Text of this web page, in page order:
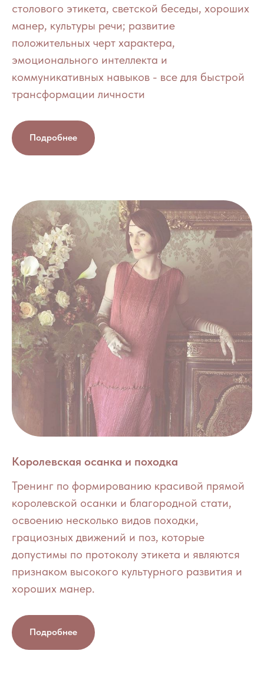
столового этикета, светской беседы, хороших
манер, культуры речи; развитие
положительных черт характера,
эмоционального интеллекта и
коммуникативных навыков - все для быстрой
трансформации личности
Подробнее
Королевская осанка и походка
Тренинг по формированию красивой прямой
королевской осанки и благородной стати,
освоению несколько видов походки,
грациозных движений и поз, которые
допустимы по протоколу этикета и являются
признаком высокого культурного развития и
хороших манер.
Подробнее